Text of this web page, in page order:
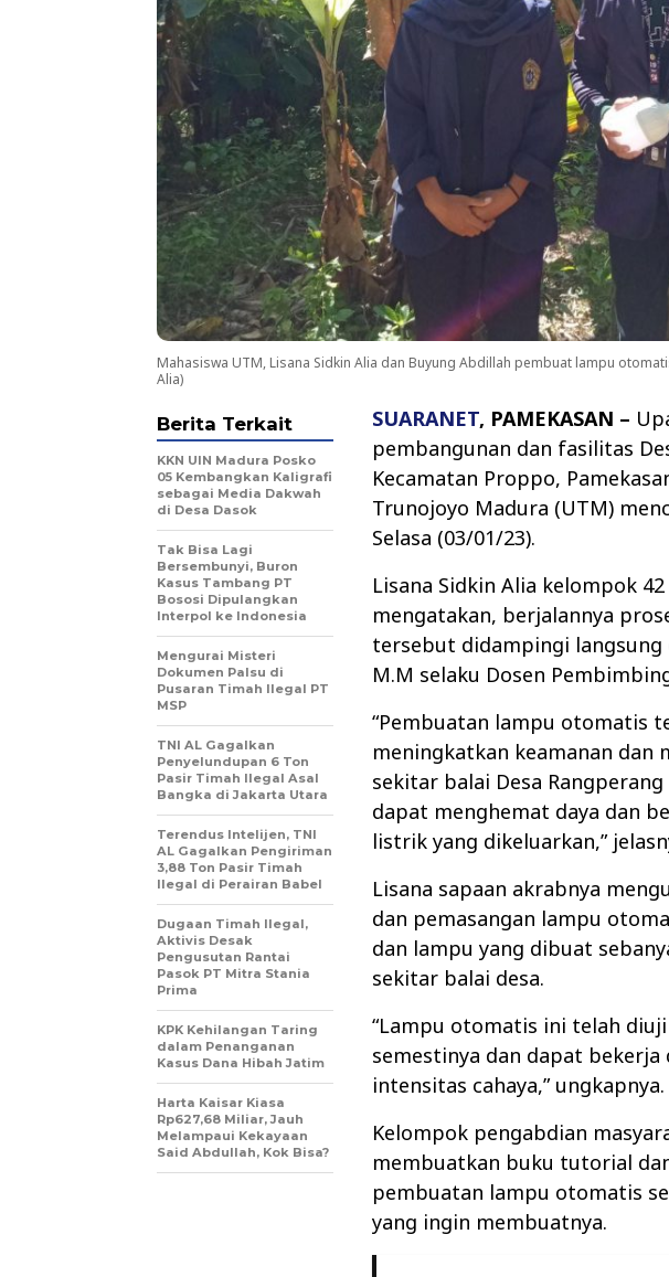
Mahasiswa UTM, Lisana Sidkin Alia dan Buyung Abdillah pembuat lampu
Alia)
SUARANET, PAMEKASAN –
pembangunan dan fasilitas
Kecamatan Proppo,
Trunojoyo Madura (UTM)
Selasa (03/01/23).
Lisana Sidkin Alia kelompok
mengatakan, berjalannya
tersebut didampingi langsung
M.M selaku Dosen
“Pembuatan lampu otomatis
meningkatkan keamanan dan
sekitar balai Desa
dapat menghemat daya dan
listrik yang dikeluarkan,”
Lisana sapaan akrabnya
dan pemasangan lampu
dan lampu yang dibuat
sekitar balai desa.
“Lampu otomatis ini telah
semestinya dan dapat
intensitas cahaya,” ungkapnya.
Kelompok pengabdian
membuatkan buku tutorial
pembuatan lampu otomatis
yang ingin membuatnya.
Berita Terkait
KKN UIN Madura Posko
05 Kembangkan Kaligrafi
sebagai Media Dakwah
di Desa Dasok
Tak Bisa Lagi
Bersembunyi, Buron
Kasus Tambang PT
Bososi Dipulangkan
Interpol ke Indonesia
Mengurai Misteri
Dokumen Palsu di
Pusaran Timah Ilegal PT
MSP
TNI AL Gagalkan
Penyelundupan 6 Ton
Pasir Timah Ilegal Asal
Bangka di Jakarta Utara
Terendus Intelijen, TNI
AL Gagalkan Pengiriman
3,88 Ton Pasir Timah
Ilegal di Perairan Babel
Dugaan Timah Ilegal,
Aktivis Desak
Pengusutan Rantai
Pasok PT Mitra Stania
Prima
KPK Kehilangan Taring
dalam Penanganan
Kasus Dana Hibah Jatim
Harta Kaisar Kiasa
Rp627,68 Miliar, Jauh
Melampaui Kekayaan
Said Abdullah, Kok Bisa?